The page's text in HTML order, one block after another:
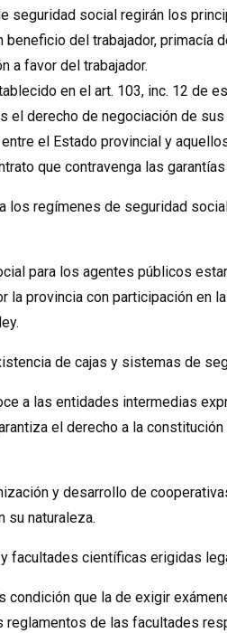
seguridad social regirán los
beneficio del trabajador, primacía
a favor del trabajador.
en el art. 103, inc. 12 de
el derecho de negociación de
el Estado provincial y
que contravenga las
los regímenes de seguridad
para los agentes públicos
la provincia con participación en
de cajas y sistemas de
a las entidades intermedias
el derecho a la
y desarrollo de
su naturaleza.
facultades científicas erigidas
condición que la de exigir
reglamentos de las facultades